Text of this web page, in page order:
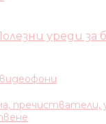
уреди за
пречистватели,